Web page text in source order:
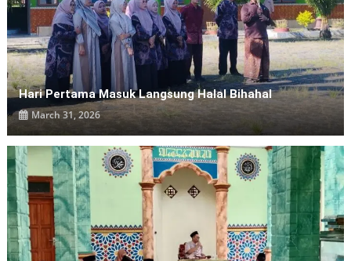
Hari Pertama Masuk Langsung Halal Bihahal
March 31, 2026